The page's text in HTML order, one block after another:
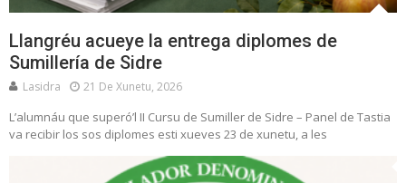
Llangréu acueye la entrega diplomes de
Sumillería de Sidre
Lasidra 21 De Xunetu, 2026
L’alumnáu que superó’l II Cursu de Sumiller de Sidre – Panel de Tastia
va recibir los sos diplomes esti xueves 23 de xunetu, a les